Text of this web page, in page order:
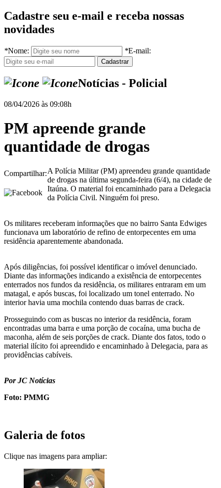
Cadastre seu e-mail e receba nossas
novidades
*Nome: *E-mail:
Notícias - Policial
08/04/2026 às 09:08h
PM apreende grande
quantidade de drogas
Compartilhar:A Polícia Militar (PM) apreendeu grande quantidade
de drogas na última segunda-feira (6/4), na cidade de
Itaúna. O material foi encaminhado para a Delegacia
da Polícia Civil. Ninguém foi preso.
Os militares receberam informações que no bairro Santa Edwiges
funcionava um laboratório de refino de entorpecentes em uma
residência aparentemente abandonada.
Após diligências, foi possível identificar o imóvel denunciado.
Diante das informações indicando a existência de entorpecentes
enterrados nos fundos da residência, os militares entraram em um
matagal, e após buscas, foi localizado um tonel enterrado. No
interior havia uma mochila contendo duas barras de crack.
Prosseguindo com as buscas no interior da residência, foram
encontradas uma barra e uma porção de cocaína, uma bucha de
maconha, além de seis porções de crack. Diante dos fatos, todo o
material ilícito foi apreendido e encaminhado à Delegacia, para as
providências cabíveis.
Por JC Notícias
Foto: PMMG
Galeria de fotos
Clique nas imagens para ampliar: